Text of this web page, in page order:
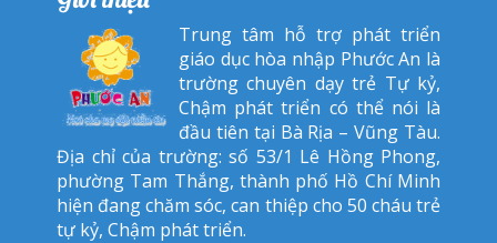
Trung tâm hỗ trợ phát triển
giáo dục hòa nhập Phước An là
trường chuyên dạy trẻ Tự kỷ,
Chậm phát triển có thể nói là
đầu tiên tại Bà Rịa – Vũng Tàu.
Địa chỉ của trường: số 53/1 Lê Hồng Phong,
phường Tam Thắng, thành phố Hồ Chí Minh
hiện đang chăm sóc, can thiệp cho 50 cháu trẻ
tự kỷ, Chậm phát triển.